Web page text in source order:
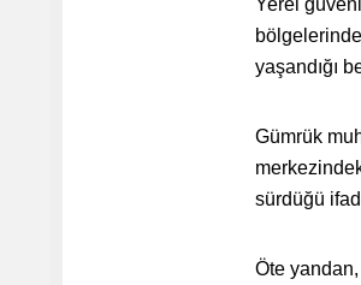
Yerel
yaşandığı
Gümrük
sürdüğü
Öte